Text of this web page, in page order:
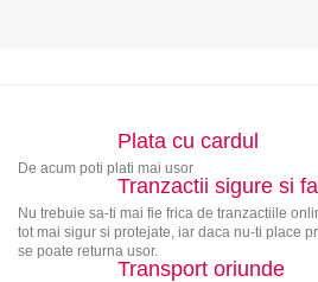
Plata cu cardul
De acum poti plati mai usor
Tranzactii sigure si
Nu trebuie sa-ti mai fie frica de tranzactiile
tot mai sigur si protejate, iar daca nu-ti place
se poate returna usor.
Transport oriunde